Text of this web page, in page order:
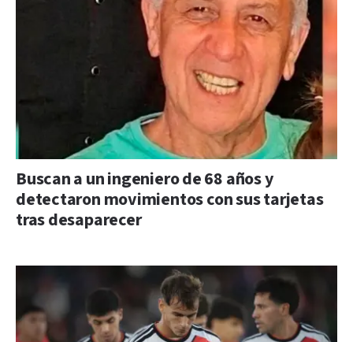
Buscan a un ingeniero de 68 años y
detectaron movimientos con sus tarjetas
tras desaparecer